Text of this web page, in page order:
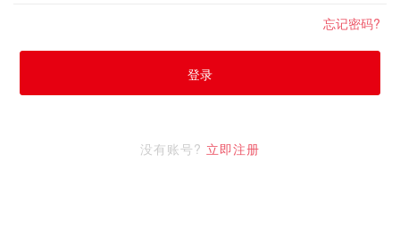
忘记密码?
登录
没有账号? 立即注册